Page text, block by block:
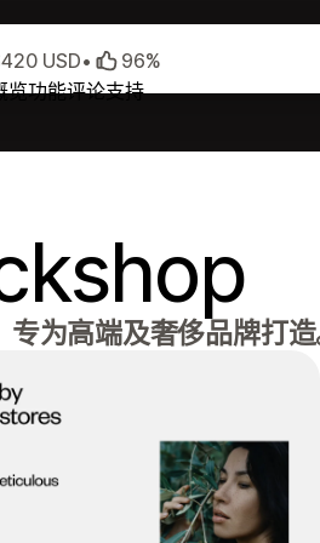
览功能评论支持
USD• 96%
专为高端及奢侈品牌打